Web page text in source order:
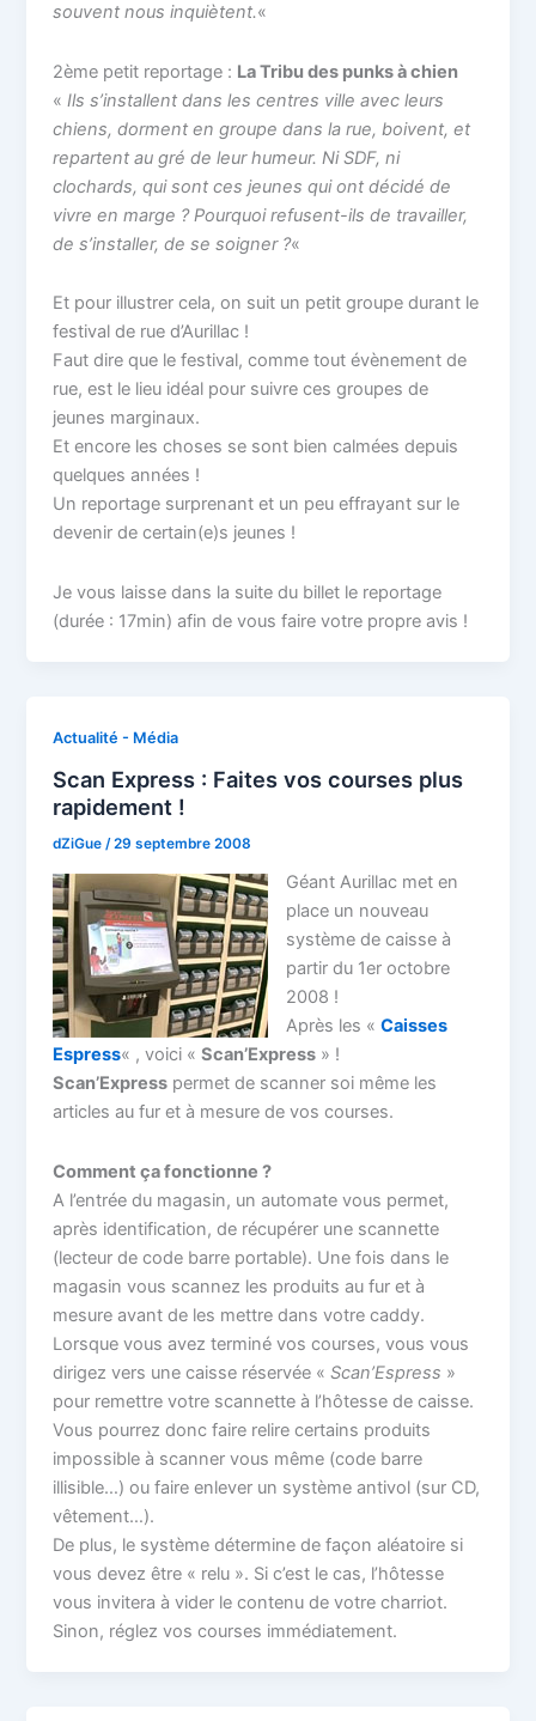
souvent nous inquiètent.«
2ème petit reportage : La Tribu des punks à chien
«Ils s’installent dans les centres ville avec leurs
chiens, dorment en groupe dans la rue, boivent, et
repartent au gré de leur humeur. Ni SDF, ni
clochards, qui sont ces jeunes qui ont décidé de
vivre en marge ? Pourquoi refusent-ils de travailler,
de s’installer, de se soigner ?«
Et pour illustrer cela, on suit un petit groupe durant le
festival de rue d’Aurillac !
Faut dire que le festival, comme tout évènement de
rue, est le lieu idéal pour suivre ces groupes de
jeunes marginaux.
Et encore les choses se sont bien calmées depuis
quelques années !
Un reportage surprenant et un peu effrayant sur le
devenir de certain(e)s jeunes !
Je vous laisse dans la suite du billet le reportage
(durée : 17min) afin de vous faire votre propre avis !
Actualité - Média
Scan Express : Faites vos courses plus
rapidement !
dZiGue /29 septembre 2008
Géant Aurillac met en
place un nouveau
système de caisse à
partir du 1er octobre
2008 !
Après les « Caisses
Espress« , voici «Scan’Express » !
Scan’Express permet de scanner soi même les
articles au fur et à mesure de vos courses.
Comment ça fonctionne ?
A l’entrée du magasin, un automate vous permet,
après identification, de récupérer une scannette
(lecteur de code barre portable). Une fois dans le
magasin vous scannez les produits au fur et à
mesure avant de les mettre dans votre caddy.
Lorsque vous avez terminé vos courses, vous vous
dirigez vers une caisse réservée «Scan’Espress »
pour remettre votre scannette à l’hôtesse de caisse.
Vous pourrez donc faire relire certains produits
impossible à scanner vous même (code barre
illisible…) ou faire enlever un système antivol (sur CD,
vêtement…).
De plus, le système détermine de façon aléatoire si
vous devez être « relu ». Si c’est le cas, l’hôtesse
vous invitera à vider le contenu de votre charriot.
Sinon, réglez vos courses immédiatement.